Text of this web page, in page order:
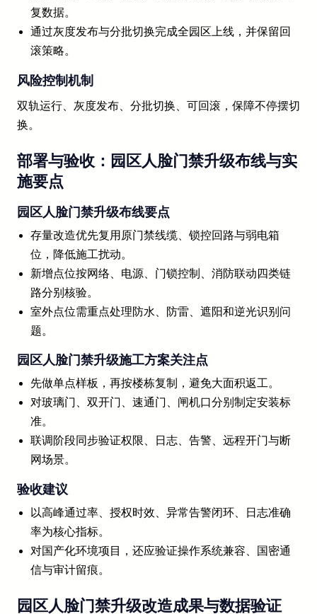
复数据。
通过灰度发布与分批切换完成全园区上线，并保留回
滚策略。
风险控制机制
双轨运行、灰度发布、分批切换、可回滚，保障不停摆切
换。
部署与验收：园区人脸门禁升级布线与实
施要点
园区人脸门禁升级布线要点
存量改造优先复用原门禁线缆、锁控回路与弱电箱
位，降低施工扰动。
新增点位按网络、电源、门锁控制、消防联动四类链
路分别核验。
室外点位需重点处理防水、防雷、遮阳和逆光识别问
题。
园区人脸门禁升级施工方案关注点
先做单点样板，再按楼栋复制，避免大面积返工。
对玻璃门、双开门、速通门、闸机口分别制定安装标
准。
联调阶段同步验证权限、日志、告警、远程开门与断
网场景。
验收建议
以高峰通过率、授权时效、异常告警闭环、日志准确
率为核心指标。
对国产化环境项目，还应验证操作系统兼容、国密通
信与审计留痕。
园区人脸门禁升级改造成果与数据验证